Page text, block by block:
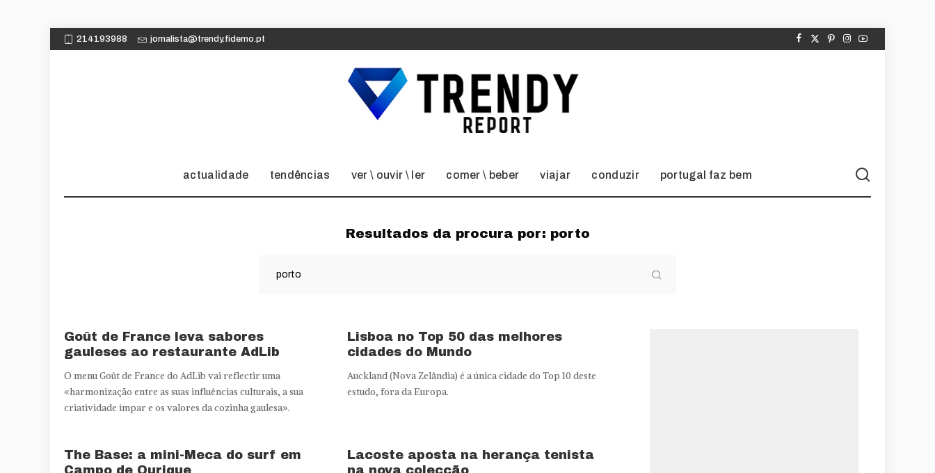
214193988 jornalista@trendy.fidemo.pt
actualidade tendências ver \ ouvir \ ler comer \ beber viajar conduzir portugal faz bem
Resultados da procura por: porto
Goût de France leva sabores
gauleses ao restaurante AdLib
O menu Goût de France do AdLib vai reflectir uma
«harmonização entre as suas influências culturais, a sua
criatividade impar e os valores da cozinha gaulesa».
Lisboa no Top 50 das melhores
cidades do Mundo
Auckland (Nova Zelândia) é a única cidade do Top 10 deste
estudo, fora da Europa.
The Base: a mini-Meca do surf em
Campo de Ourique
Lacoste aposta na herança tenista
na nova colecção